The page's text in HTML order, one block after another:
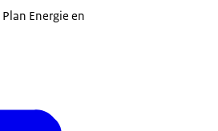
Energie en